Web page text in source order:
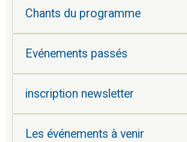
Chants du programme
Evénements passés
inscription newsletter
Les événements à venir